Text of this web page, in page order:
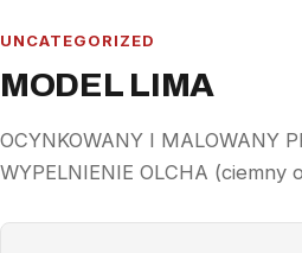
UNCATEGORIZED
MODEL LIMA
OCYNKOWANY I MALOWANY
WYPELNIENIE OLCHA (ciemny